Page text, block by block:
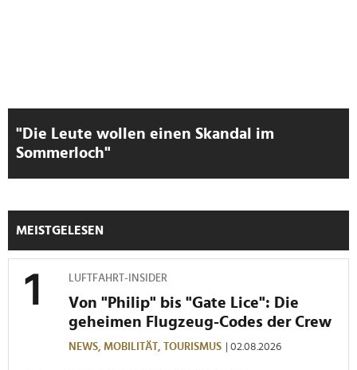
"Die Leute wollen einen Skandal im
Sommerloch"
MEISTGELESEN
LUFTFAHRT-INSIDER
Von "Philip" bis "Gate Lice": Die
geheimen Flugzeug-Codes der Crew
NEWS, MOBILITÄT, TOURISMUS | 02.08.2026